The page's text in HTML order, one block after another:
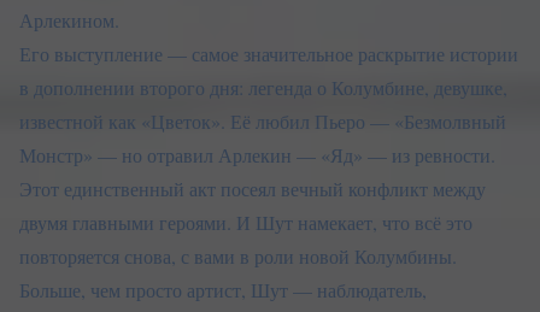
Арлекином.
Его выступление — самое значительное раскрытие истории
в дополнении второго дня: легенда о Колумбине, девушке,
известной как «Цветок». Её любил Пьеро — «Безмолвный
Монстр» — но отравил Арлекин — «Яд» — из ревности.
Этот единственный акт посеял вечный конфликт между
двумя главными героями. И Шут намекает, что всё это
повторяется снова, с вами в роли новой Колумбины.
Больше, чем просто артист, Шут — наблюдатель,